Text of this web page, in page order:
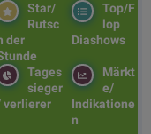
Top/F
lop
Diashows
Star/
Rutsc
der
Märkt
e/
Indikatione
n
Tages
sieger
verlierer